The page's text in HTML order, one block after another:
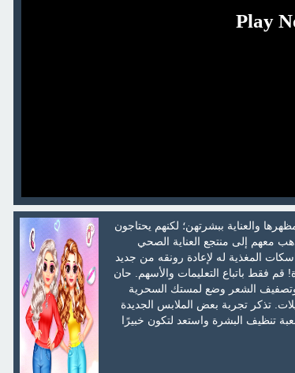
والعناية ببشرتهن؛ لكنهم يحتاجون
معهم إلى منتجع العناية الصحي
المغذية له لإعادة رونقه من جديد
قم فقط باتباع التعليمات والأسهم. حان
وتصفيف الشعر وضع لمستك السحرية
تذكر تجربة بعض الملابس الجديدة
تنظيف البشرة واستعد لتكون خبيرًا